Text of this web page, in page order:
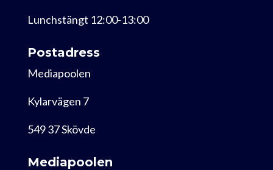
Lunchstängt 12:00-13:00
Postadress
Mediapoolen
Kylarvägen 7
549 37 Skövde
Mediapoolen